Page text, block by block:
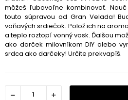
môžeš ľubovoľne kombinovať.
touto súpravou od Gran Velada!
voňavých srdiečok. Polož ich na
a teplo roztopí vonný vosk. Ďalšou
ako darček milovníkom DIY alebo
srdca ako darčeky! Určite prekvapíš.